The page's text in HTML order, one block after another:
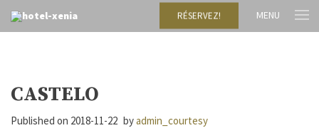
RÉSERVEZ! MENU
CASTELO
Published on 2018-11-22 byadmin_courtesy